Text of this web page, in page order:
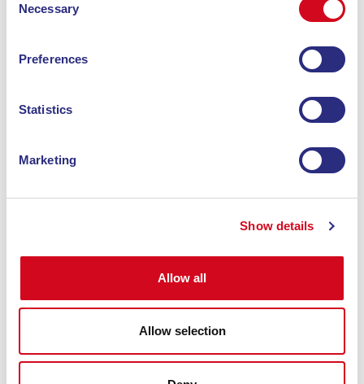
Selection
Necessary
Preferences
Statistics
Marketing
Show details
Allow all
Allow selection